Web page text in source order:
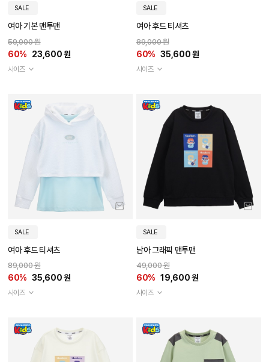
SALE
여아 기본 맨투맨
59,000 원
60% 23,600 원
사이즈
SALE
여아 후드 티셔츠
89,000 원
60% 35,600 원
사이즈
SALE
여아 후드 티셔츠
89,000 원
60% 35,600 원
사이즈
SALE
남아 그래픽 맨투맨
49,000 원
60% 19,600 원
사이즈